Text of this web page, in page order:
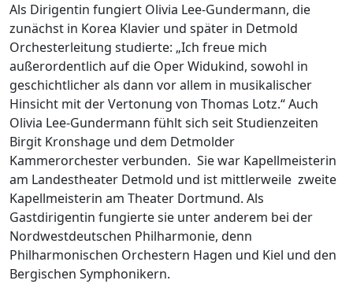
Als Dirigentin fungiert Olivia Lee-Gundermann, die
zunächst in Korea Klavier und später in Detmold
Orchesterleitung studierte: „Ich freue mich
außerordentlich auf die Oper Widukind, sowohl in
geschichtlicher als dann vor allem in musikalischer
Hinsicht mit der Vertonung von Thomas Lotz.“ Auch
Olivia Lee-Gundermann fühlt sich seit Studienzeiten
Birgit Kronshage und dem Detmolder
Kammerorchester verbunden. Sie war Kapellmeisterin
am Landestheater Detmold und ist mittlerweile zweite
Kapellmeisterin am Theater Dortmund. Als
Gastdirigentin fungierte sie unter anderem bei der
Nordwestdeutschen Philharmonie, denn
Philharmonischen Orchestern Hagen und Kiel und den
Bergischen Symphonikern.